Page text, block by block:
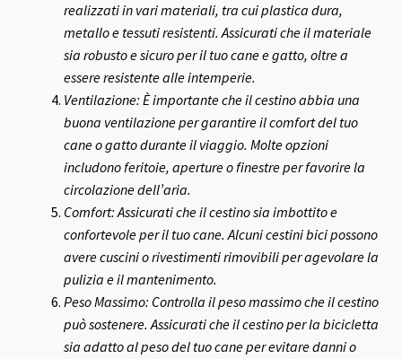
realizzati in vari materiali, tra cui plastica dura,
metallo e tessuti resistenti. Assicurati che il materiale
sia robusto e sicuro per il tuo cane e gatto, oltre a
essere resistente alle intemperie.
Ventilazione: È importante che il cestino abbia una
buona ventilazione per garantire il comfort del tuo
cane o gatto durante il viaggio. Molte opzioni
includono feritoie, aperture o finestre per favorire la
circolazione dell’aria.
Comfort: Assicurati che il cestino sia imbottito e
confortevole per il tuo cane. Alcuni cestini bici possono
avere cuscini o rivestimenti rimovibili per agevolare la
pulizia e il mantenimento.
Peso Massimo: Controlla il peso massimo che il cestino
può sostenere. Assicurati che il cestino per la bicicletta
sia adatto al peso del tuo cane per evitare danni o